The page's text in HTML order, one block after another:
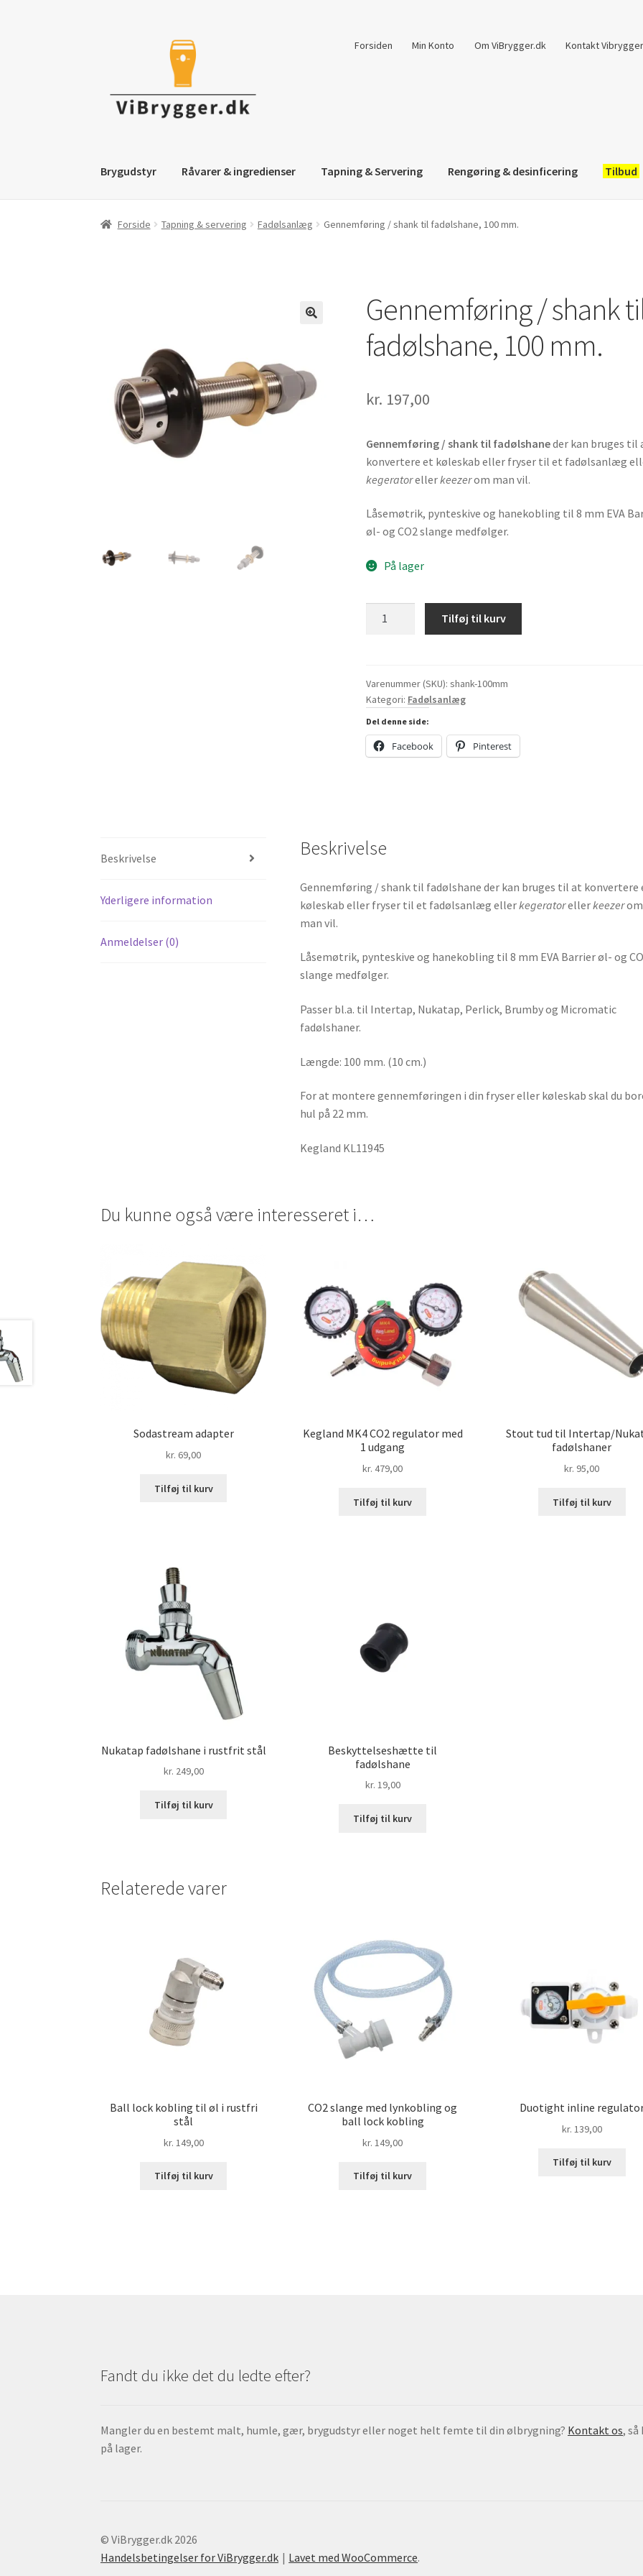
Forsiden Min Konto Om ViBrygger.dk Kontakt
Brygudstyr Råvarer & ingredienser Tapning & Servering Rengøring & desinficering Tilbud
Forside Tapning & servering Fadølsanlæg Gennemføring / shank til fadølshane, 100 mm.
Gennemføring / shank
fadølshane, 100 mm.
kr. 197,00
Gennemføring / shank til fadølshaneder kan bruges til
konvertere et køleskab eller fryser til et fadølsanlæg
kegeratorellerkeezerom man vil.
Låsemøtrik, pynteskive og hanekobling til 8 mm EVA
øl- og CO2 slange medfølger.
På lager
fadølshane,
100
mm.
antal
Tilføj til kurv
Varenummer (SKU):shank-100mm
Kategori: Fadølsanlæg
Del denne side:
Facebook Pinterest
Beskrivelse
Yderligere information
Anmeldelser (0)
Beskrivelse
Gennemføring / shank til fadølshane der kan bruges til at konvertere
køleskab eller fryser til et fadølsanlæg ellerkegeratorellerkeezerom
man vil.
Låsemøtrik, pynteskive og hanekobling til 8 mm EVA Barrier øl- og
slange medfølger.
Passer bl.a. til Intertap, Nukatap, Perlick, Brumby og Micromatic
fadølshaner.
Længde: 100 mm. (10 cm.)
For at montere gennemføringen i din fryser eller køleskab skal du
hul på 22 mm.
Kegland KL11945
Du kunne også være interesseret i…
Sodastream adapter
kr. 69,00
Tilføj til kurv
Kegland MK4 CO2 regulator med
1 udgang
kr. 479,00
Tilføj til kurv
Stout tud til Intertap/
fadølshaner
kr. 95,00
Tilføj til kurv
Nukatap fadølshane i rustfrit stål
kr. 249,00
Tilføj til kurv
Beskyttelseshætte til
fadølshane
kr. 19,00
Tilføj til kurv
Relaterede varer
Ball lock kobling til øl i rustfri
stål
kr. 149,00
Tilføj til kurv
CO2 slange med lynkobling og
ball lock kobling
kr. 149,00
Tilføj til kurv
Duotight inline
kr. 139,00
Tilføj til kurv
Fandt du ikke det du ledte efter?
Mangler du en bestemt malt, humle, gær, brygudstyr eller noget helt femte til din ølbrygning? Kontakt os,
på lager.
© ViBrygger.dk 2026
Handelsbetingelser for ViBrygger.dk
Lavet med WooCommerce.